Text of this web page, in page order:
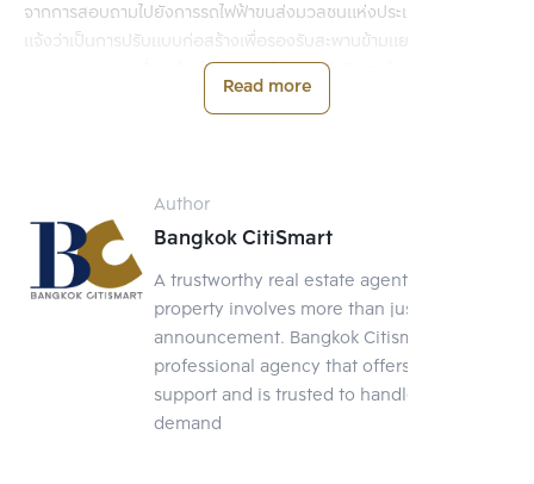
จากการสอบถามไปยังการรถไฟฟ้าขนส่งมวลชนแห่งประเทศไทย (รฟม.)
แจ้งว่าเป็นการปรับแบบก่อสร้างเพื่อรองรับสะพานข้ามแยกของ
กรุงเทพมหานครที่จะสร้างในอนาคต โดยจะอยู่บริเวณด้านบนของสกาย
วอล์กและใต้โครงสร้างทางรถไฟฟ้า
ติดตามอัพเดทข่าวสารในวงการอสังหาฯ ทั้งหมดได้ที่
https://www.bkkcitismart.com/ข่าว
#news#BC #BangkokCitiSmart
Read more
Author
Bangkok CitiSmart
A trustworthy real estate agent Selling a
property involves more than just posting an
announcement. Bangkok Citismart is a
professional agency that offers full-service
support and is trusted to handle your
demand